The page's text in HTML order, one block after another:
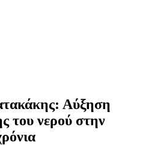
Αύξηση
του νερού στην